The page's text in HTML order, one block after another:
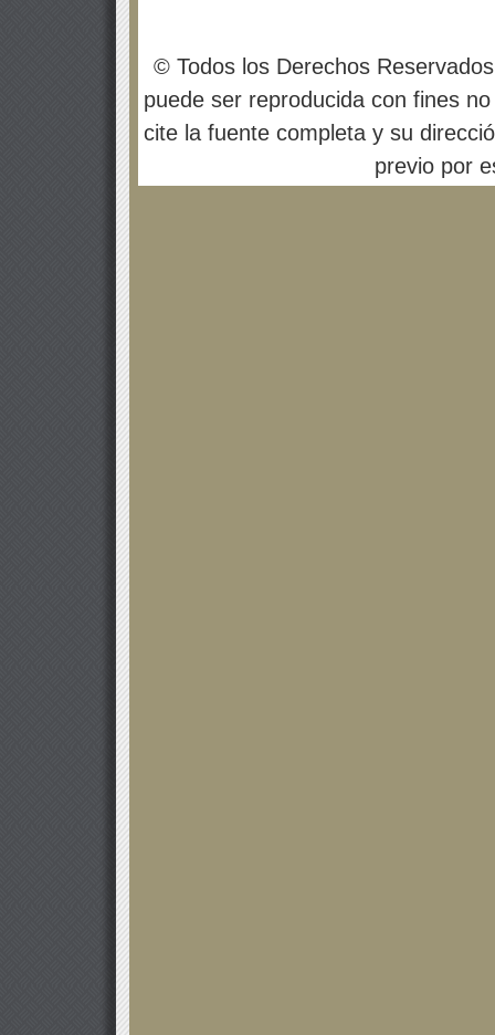
© Todos los Derechos
puede ser reproducida con fines
cite la fuente completa y su
previo por